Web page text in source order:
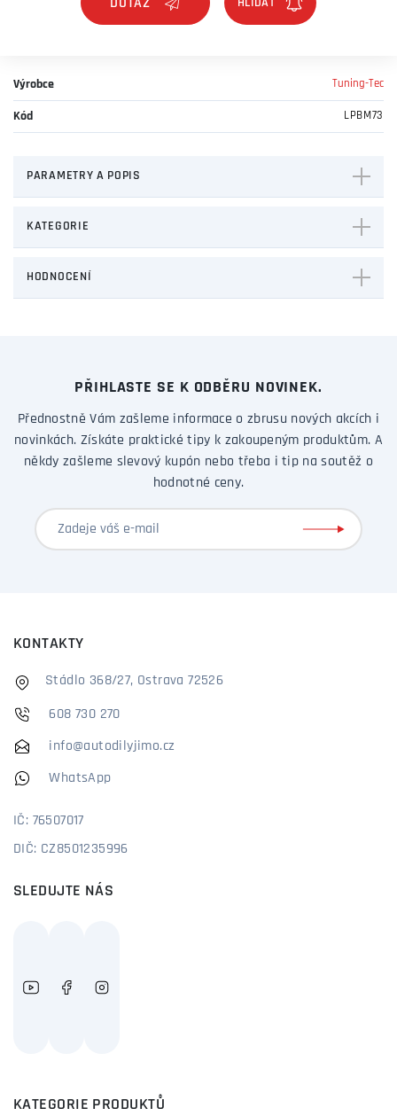
DOTAZ
Výrobce Tuning-Tec
Kód LPBM73
PARAMETRY A POPIS
KATEGORIE
HODNOCENÍ
PŘIHLASTE SE K ODBĚRU NOVINEK.
Přednostně Vám zašleme informace o zbrusu nových akcích i
novinkách. Získáte praktické tipy k zakoupeným produktům. A
někdy zašleme slevový kupón nebo třeba i tip na soutěž o
hodnotné ceny.
KONTAKTY
Stádlo 368/27, Ostrava 72526
608 730 270
info@autodilyjimo.cz
WhatsApp
IČ: 76507017
DIČ: CZ8501235996
SLEDUJTE NÁS
KATEGORIE PRODUKTŮ